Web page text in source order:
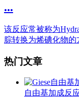
...
该反应常被称为
腙转换为烯碘化物的
热门文章
自由基加成反